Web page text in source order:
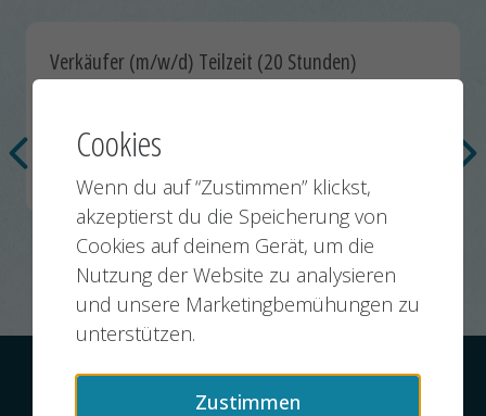
Verkäufer (m/w/d) Teilzeit (20 Stunden)
Radolfzell am Bodensee
KontaktDatenschutzImpressum
Cookies
Wenn du auf “Zustimmen” klickst,
akzeptierst du die Speicherung von
Cookies auf deinem Gerät, um die
Nutzung der Website zu analysieren
und unsere Marketingbemühungen zu
unterstützen.
Zustimmen